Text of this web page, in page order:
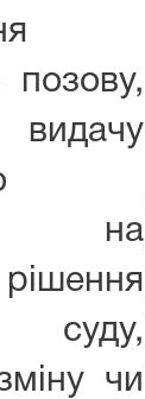
позову,
на
суду,
чи